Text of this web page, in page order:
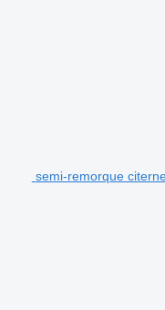
semi-remorque